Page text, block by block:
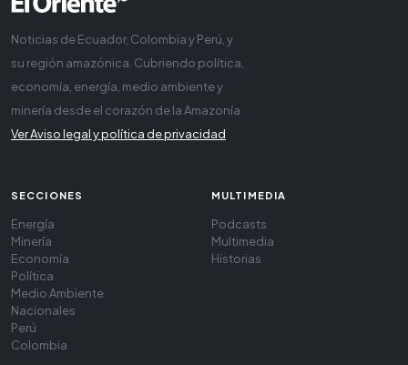
Noticias de Ecuador, Colombia y Perú, y
su región amazónica. Cubriendo política,
economía, energía, medio ambiente y
minería desde el corazón de la Amazonía
Ver Aviso legal y política de privacidad
SECCIONES
Energía
Minería
Economía
Política
Medio Ambiente
Nacionales
Perú
Colombia
MULTIMEDIA
Podcasts
Multimedia
Historias